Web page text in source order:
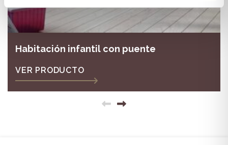
Habitación infantil con puente
VER PRODUCTO